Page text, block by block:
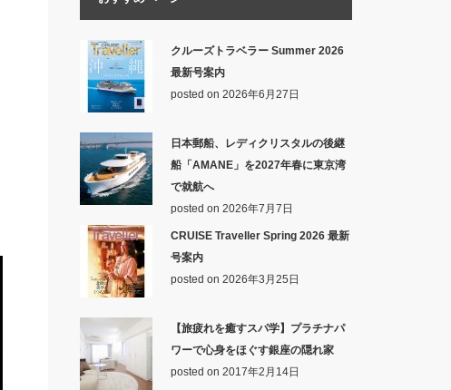
クルーズトラベラー Summer 2026
最新号案内
posted on 2026年6月27日
日本郵船、レディクリスタルの後継
船「AMANE」を2027年春に東京湾
で就航へ
posted on 2026年7月7日
CRUISE Traveller Spring 2026 最新
号案内
posted on 2026年3月25日
【旅疲れを癒すスパ学】プラチナパ
ワーで心身をほぐす銀座の隠れ家
posted on 2017年2月14日